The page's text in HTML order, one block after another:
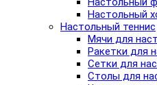
Настольный
Настольный теннис
Мячи для
Ракетки для
Сетки для
Столы для